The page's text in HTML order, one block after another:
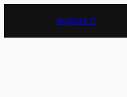
contenu
legalise.fr